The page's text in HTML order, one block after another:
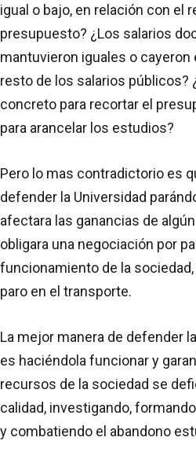
igual o bajo, en relación con el
presupuesto? ¿Los salarios
mantuvieron iguales o cayeron
resto de los salarios públicos?
concreto para recortar el
para arancelar los estudios?
Pero lo mas contradictorio es
defender la Universidad
afectara las ganancias de
obligara una negociación por
funcionamiento de la
paro en el transporte.
La mejor manera de defender
es haciéndola funcionar y
recursos de la sociedad se
calidad, investigando,
y combatiendo el abandono